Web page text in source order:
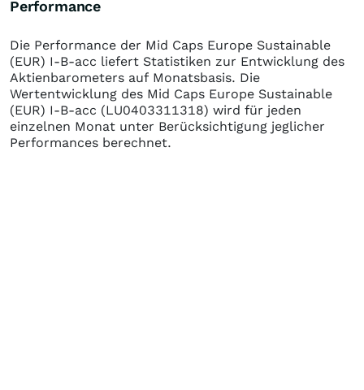
Performance
Die Performance der Mid Caps Europe Sustainable
(EUR) I-B-acc liefert Statistiken zur Entwicklung des
Aktienbarometers auf Monatsbasis. Die
Wertentwicklung des Mid Caps Europe Sustainable
(EUR) I-B-acc (LU0403311318) wird für jeden
einzelnen Monat unter Berücksichtigung jeglicher
Performances berechnet.